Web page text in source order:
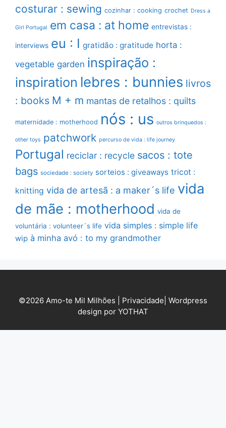
costurar : sewing cozinhar : cooking crochet Dress a
Girl Portugal em casa : at home entrevistas :
interviews eu : I gratidão : gratitude horta :
vegetable garden inspiração :
inspiration lebres : bunnies livros
: books M + m mantas de retalhos : quilts
maternidade : motherhood nós : us outros brinquedos :
other toys patchwork percurso de vida : life journey
Portugal reciclar : recycle sacos : tote
bags sociedade : society sorteios : giveaways tricot :
knitting vida de artesã : a maker´s life vida
de mãe : motherhood vida de
voluntária : volunteer´s life vida simples : simple life
wip à minha avó : to my grandmother
©2026 Amo-te Mil Milhões | Privacidade Wordpress
design por YOTHAT